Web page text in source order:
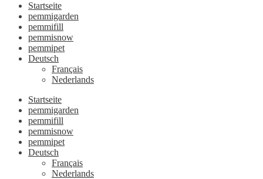
Startseite
pemmigarden
pemmifill
pemmisnow
pemmipet
Deutsch
Français
Nederlands
Startseite
pemmigarden
pemmifill
pemmisnow
pemmipet
Deutsch
Français
Nederlands